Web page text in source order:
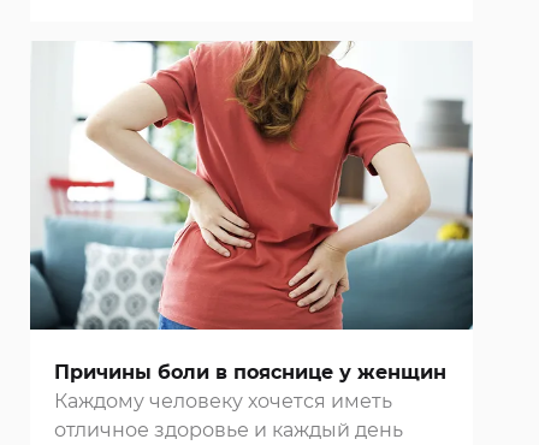
процедуры достигается
динамическое равновесие всех
системы организма, благодаря чему
повышается его сопротивление
негативному влиянию внешней
среды, замедляются процессы
старения. Пройти курс массажей
разного типа вы можете в нашем
центре восточной медицины
Причины боли в пояснице у женщин
Каждому человеку хочется иметь
отличное здоровье и каждый день